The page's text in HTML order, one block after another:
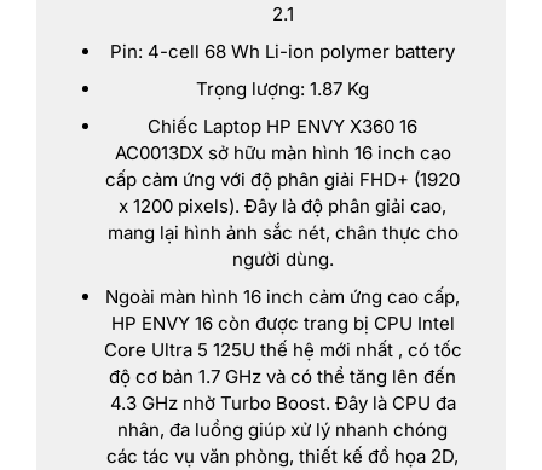
2.1
Pin: 4-cell 68 Wh Li-ion polymer battery
Trọng lượng: 1.87 Kg
Chiếc Laptop HP ENVY X360 16
AC0013DX sở hữu màn hình 16 inch cao
cấp cảm ứng với độ phân giải FHD+ (1920
x 1200 pixels). Đây là độ phân giải cao,
mang lại hình ảnh sắc nét, chân thực cho
người dùng.
Ngoài màn hình 16 inch cảm ứng cao cấp,
HP ENVY 16 còn được trang bị CPU Intel
Core Ultra 5 125U thế hệ mới nhất , có tốc
độ cơ bản 1.7 GHz và có thể tăng lên đến
4.3 GHz nhờ Turbo Boost. Đây là CPU đa
nhân, đa luồng giúp xử lý nhanh chóng
các tác vụ văn phòng, thiết kế đồ họa 2D,